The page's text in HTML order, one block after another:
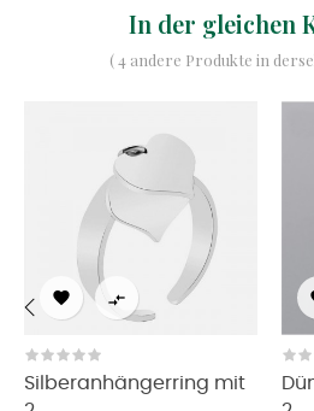
In der gleichen
( 4 andere Produkte in
 
Silberanhängerring mit
‹